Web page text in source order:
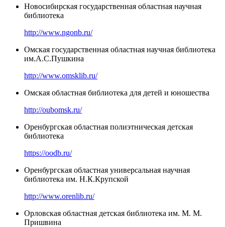
Новосибирская государственная областная научная
библиотека
http://www.ngonb.ru/
Омская государственная областная научная библиотека
им.А.С.Пушкина
http://www.omsklib.ru/
Омская областная библиотека для детей и юношества
http://oubomsk.ru/
Оренбургская областная полиэтническая детская
библиотека
https://oodb.ru/
Оренбургская областная универсальная научная
библиотека им. Н.К.Крупской
http://www.orenlib.ru/
Орловская областная детская библиотека им. М. М.
Пришвина